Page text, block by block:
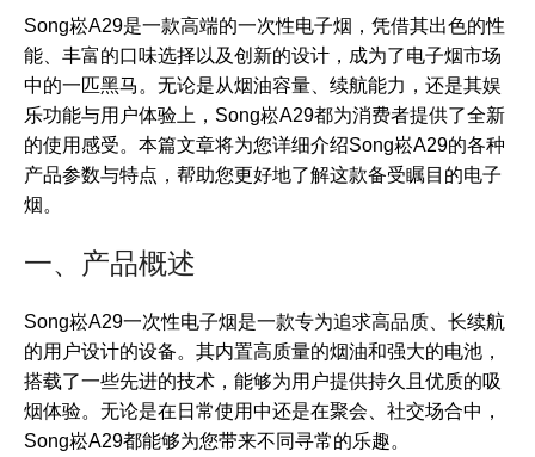
Song崧A29是一款高端的一次性电子烟，凭借其出色的性
能、丰富的口味选择以及创新的设计，成为了电子烟市场
中的一匹黑马。无论是从烟油容量、续航能力，还是其娱
乐功能与用户体验上，Song崧A29都为消费者提供了全新
的使用感受。本篇文章将为您详细介绍Song崧A29的各种
产品参数与特点，帮助您更好地了解这款备受瞩目的电子
烟。
一、产品概述
Song崧A29一次性电子烟是一款专为追求高品质、长续航
的用户设计的设备。其内置高质量的烟油和强大的电池，
搭载了一些先进的技术，能够为用户提供持久且优质的吸
烟体验。无论是在日常使用中还是在聚会、社交场合中，
Song崧A29都能够为您带来不同寻常的乐趣。